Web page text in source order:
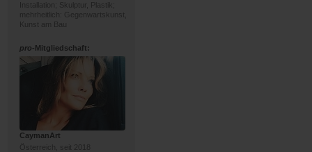
Installation; Skulptur, Plastik;
mehrheitlich: Gegenwartskunst,
Kunst am Bau
pro-Mitgliedschaft:
CaymanArt
Österreich, seit 2018